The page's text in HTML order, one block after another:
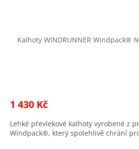
Kalhoty WINDRUNNER Windpack®
1 430 Kč
Lehké převlekové kalhoty vyrobené z
Windpack®, který spolehlivě chrání